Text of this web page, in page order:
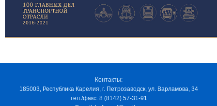
Контакты:
185003, Республика Карелия, г. Петрозаводск, ул. Варламова, 34
тел./факс: 8 (8142) 57-31-91